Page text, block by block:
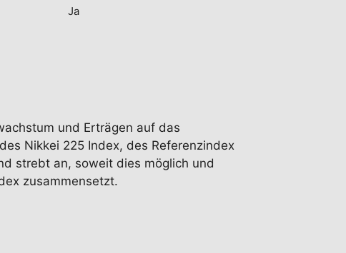
Ja
und Erträgen auf das
Nikkei 225 Index, des Referenzindex
strebt an, soweit dies möglich und
zusammensetzt.